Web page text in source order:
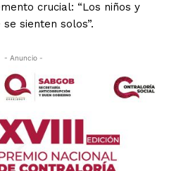
crucial: “Los niños y
sienten solos”.
- Anuncio -